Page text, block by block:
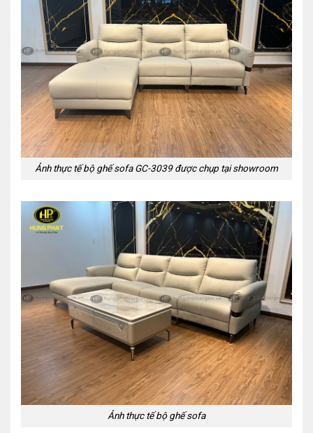
Ảnh thực tế bộ ghế sofa GC-3039 được chụp tại showroom
Ảnh thực tế bộ ghế sofa